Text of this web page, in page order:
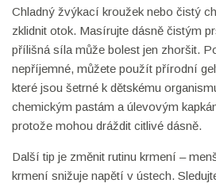
Chladný žvýkací kroužek nebo čistý
zklidnit otok. Masírujte dásně čistým
přílišná síla může bolest jen zhoršit.
nepříjemné, můžete použít přírodní
které jsou šetrné k dětskému
chemickým pastám a úlevovým
protože mohou dráždit citlivé dásně.
Další tip je změnit rutinu krmení –
krmení snižuje napětí v ústech.